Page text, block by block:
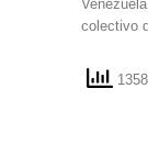
colectivo